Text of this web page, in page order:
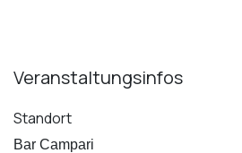
Veranstaltungsinfos
Standort
Bar Campari